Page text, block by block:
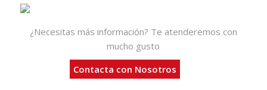
¿Necesitas más información? Te atenderemos con
mucho gusto
Contacta con Nosotros